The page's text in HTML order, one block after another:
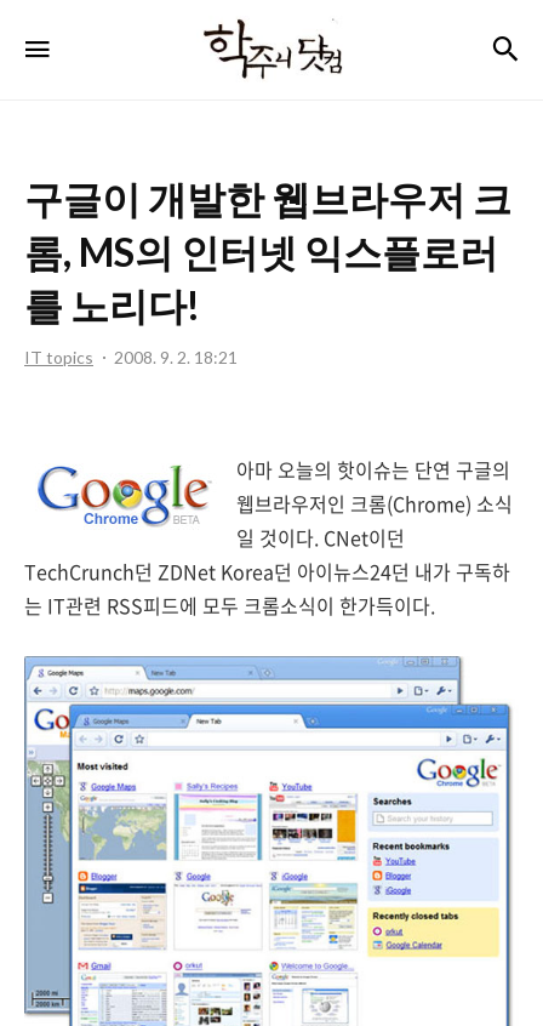
주
컴
구글이 개발한 웹브라우저 크
롬, MS의 인터넷 익스플로러
를 노리다!
IT topics 2008. 9. 2. 18:21
아마 오늘의 핫이슈는 단연 구글의
웹브라우저인 크롬(Chrome) 소식
일 것이다. CNet이던
TechCrunch던 ZDNet Korea던 아이뉴스24던 내가 구독하
는 IT관련 RSS피드에 모두 크롬소식이 한가득이다.